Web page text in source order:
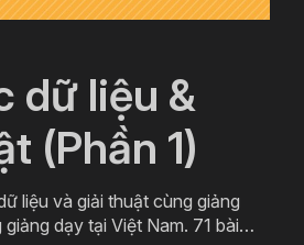
dữ liệu &
(Phần 1)
liệu và giải thuật cùng giảng
dạy tại Việt Nam. 71 bài